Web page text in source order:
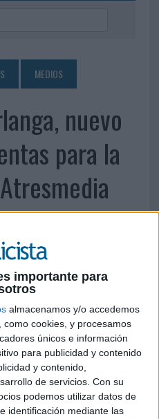
importante para
almacenamos y/o accedemos
cookies, y procesamos
únicos e información
para publicidad y contenido
y contenido,
de servicios. Con su
podemos utilizar datos de
identificación mediante las
MEDIOS
nuevo
para la
a la delegación de
ventas, cargo que
por Atresmedia Publicidad como
comenzó su carrera profesional en
de planificación de Atres
2009 que pasó a formar parte del
se incorporó a la delegación de
que ocupaba hasta la fecha.